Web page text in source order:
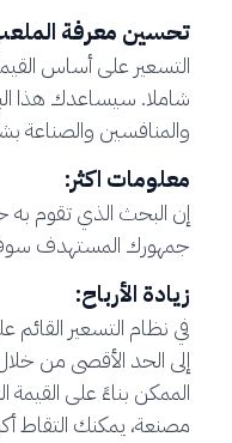
تحسين معرفة الملعب:
التسعير على أساس القيمة
شاملا. سيساعدك هذا
والمنافسين والصناعة
معلومات اكثر:
إن البحث الذي تقوم به
جمهورك المستهدف سوف
زيادة الأرباح:
في نظام التسعير القائم
إلى الحد الأقصى من
الممكن بناءً على القيمة
مصنعة، يمكنك التقاط